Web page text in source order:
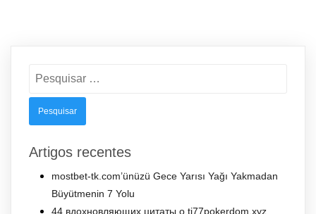
por:
Artigos recentes
mostbet-tk.com’ünüzü Gece Yarısı Yağı Yakmadan
Büyütmenin 7 Yolu
44 вдохновляющих цитаты о ti77pokerdom.xyz